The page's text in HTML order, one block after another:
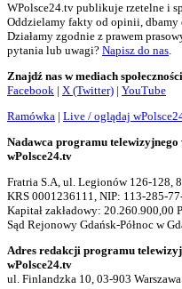
WPolsce24.tv publikuje rzetelne i
Oddzielamy fakty od opinii, dbamy
Działamy zgodnie z prawem
pytania lub uwagi? Napisz do nas
Znajdź nas w mediach
Facebook | X (Twitter) | YouTube
Ramówka | Live / oglądaj
Nadawca programu
wPolsce24.tv
Fratria S.A, ul. Legionów 126-128,
KRS 0001236111, NIP: 113-285-
Kapitał zakładowy: 20.260.900,00
Sąd Rejonowy Gdańsk-Północ w
Adres redakcji programu
wPolsce24.tv
ul. Finlandzka 10, 03-903 Warszawa